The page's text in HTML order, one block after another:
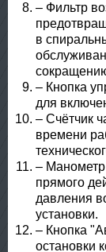
– Фильтр
в
– Кнопка
для
– Счётчик
времени
–
прямого
давления
установки.
– Кнопка
остановки